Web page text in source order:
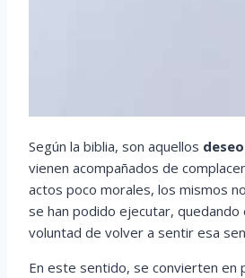
Según la biblia, son aquellos
vienen acompañados de
actos poco morales, los mismos
se han podido ejecutar, quedando
voluntad de volver a sentir esa
En este sentido, se convierten en